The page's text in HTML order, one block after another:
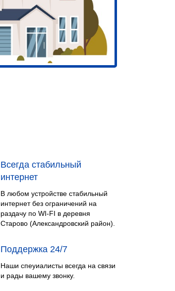
Всегда стабильный
интернет
В любом устройстве стабильный
интернет без ограничений на
раздачу по WI-FI в деревня
Старово (Александровский район).
Поддержка 24/7
Наши спеуиалисты всегда на связи
и рады вашему звонку.